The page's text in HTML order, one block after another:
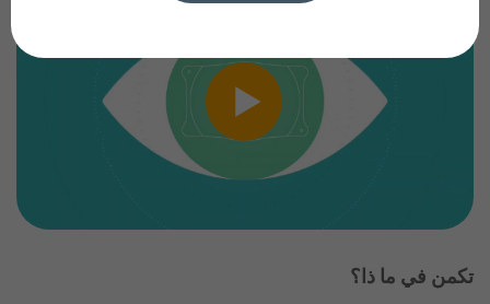
تكمن في ما ذا ؟